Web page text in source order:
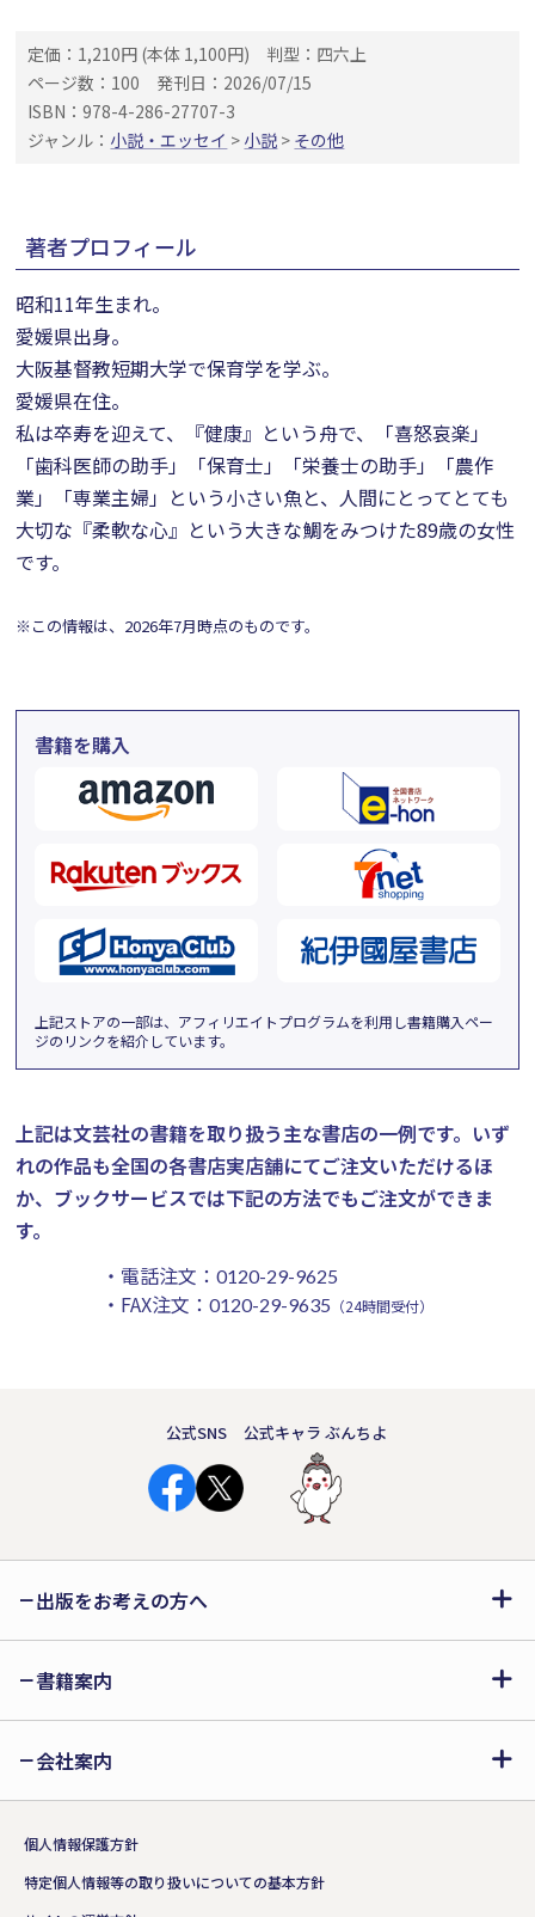
定価：1,210円 (本体 1,100円)
判型：四六上
ページ数：100
発刊日：2026/07/15
ISBN：978-4-286-27707-3
ジャンル： 小説・エッセイ > 小説 > その他
著者プロフィール
昭和11年生まれ。
愛媛県出身。
大阪基督教短期大学で保育学を学ぶ。
愛媛県在住。
私は卒寿を迎えて、『健康』という舟で、「喜怒哀楽」
「歯科医師の助手」「保育士」「栄養士の助手」「農作
業」「専業主婦」という小さい魚と、人間にとってとても
大切な『柔軟な心』という大きな鯛をみつけた89歳の女性
です。
※この情報は、2026年7月時点のものです。
書籍を購入
上記ストアの一部は、アフィリエイトプログラムを利用し書籍購入ペー
ジのリンクを紹介しています。
上記は文芸社の書籍を取り扱う主な書店の一例です。 いず
れの作品も全国の各書店実店舗にてご注文いただけるほ
か、ブックサービスでは下記の方法でもご注文ができま
す。
・電話注文： 0120-29-9625
・FAX注文： 0120-29-9635 （24時間受付）
公式SNS 公式キャラ ぶんちよ
出版をお考えの方へ
書籍案内
会社案内
個人情報保護方針
特定個人情報等の取り扱いについての基本方針